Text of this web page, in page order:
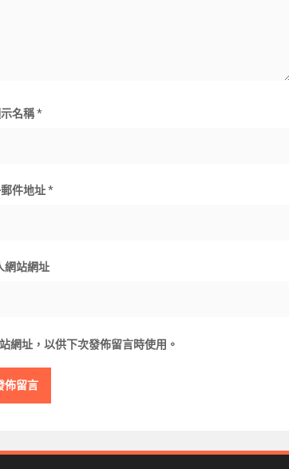
名稱*
件地址*
網站網址
網址，以供下次發佈留言時使用。